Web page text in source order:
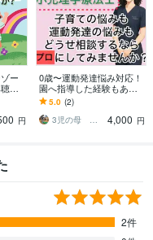
ー
き
向
施
円
0歳〜運動発達悩み対応！
園へ指導した経験もあり
ます うちの子ちょっと遅
いな…やり方変かな…な
ど漠然としててok！
5.0 (2)
3児の母 小児の理学療法士 あさい
4,000 円
2件